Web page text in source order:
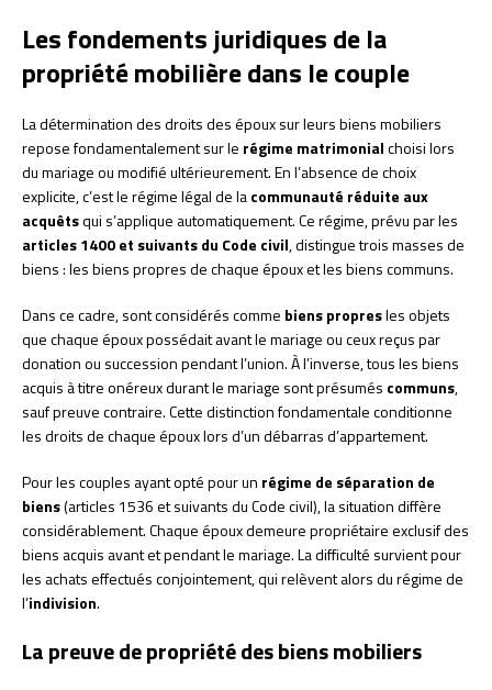
Les fondements juridiques de la
propriété mobilière dans le couple
La détermination des droits des époux sur leurs biens mobiliers
repose fondamentalement sur le régime matrimonialchoisi lors
du mariage ou modifié ultérieurement. En l’absence de choix
explicite, c’est le régime légal de lacommunauté réduite aux
acquêtsqui s’applique automatiquement. Ce régime, prévu par les
articles 1400 et suivants du Code civil, distingue trois masses de
biens : les biens propres de chaque époux et les biens communs.
Dans ce cadre, sont considérés comme biens propresles objets
que chaque époux possédait avant le mariage ou ceux reçus par
donation ou succession pendant l’union. À l’inverse, tous les biens
acquis à titre onéreux durant le mariage sont présumés communs,
sauf preuve contraire. Cette distinction fondamentale conditionne
les droits de chaque époux lors d’un débarras d’appartement.
Pour les couples ayant opté pour un régime de séparation de
biens(articles 1536 et suivants du Code civil), la situation diffère
considérablement. Chaque époux demeure propriétaire exclusif des
biens acquis avant et pendant le mariage. La difficulté survient pour
les achats effectués conjointement, qui relèvent alors du régime de
l’indivision.
La preuve de propriété des biens mobiliers